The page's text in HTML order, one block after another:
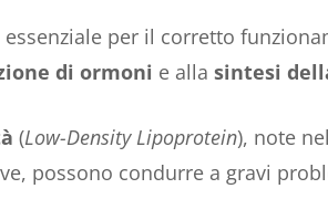
per il corretto
di ormoni e alla sintesi
(Low-Density Lipoprotein), note
possono condurre a gravi